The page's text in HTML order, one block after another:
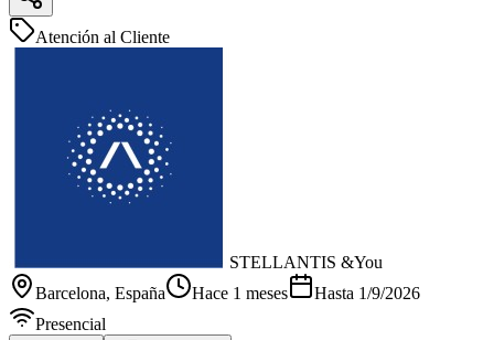
Atención al Cliente
STELLANTIS &You
Barcelona, España Hace 1 meses Hasta 1/9/2026
Presencial